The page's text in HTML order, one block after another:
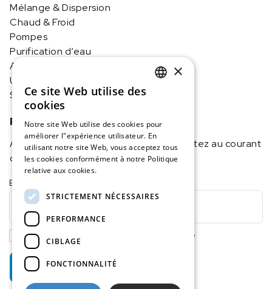
Mélange & Dispersion
Chaud & Froid
Pompes
Purification d’eau
Appareils d’analyse
Ultrasons
Stockage & manipulation
Restez informé(e)
Abonnez-vous à notre newsletter et restez au courant
de toutes nos actualités !
E-mail
J'accepte la politique de confidentialité
Je m'abonne
×
Ce site Web utilise des
cookies
Notre site Web utilise des cookies pour
améliorer l"expérience utilisateur. En
utilisant notre site Web, vous acceptez tous
les cookies conformément à notre Politique
relative aux cookies.
STRICTEMENT NÉCESSAIRES
PERFORMANCE
CIBLAGE
FONCTIONNALITÉ